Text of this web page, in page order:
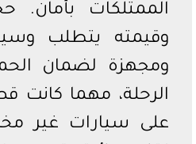
الممتلكات بأمان.
وقيمته يتطلب
ومجهزة لضمان
الرحلة، مهما كانت
على سيارات غير